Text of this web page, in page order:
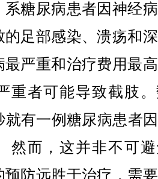
糖尿病患者因神经
的足部感染、溃疡和
严重和治疗费用最
重者可能导致截肢
就有一例糖尿病患者
然而，这并非不可
预防远胜于治疗，需